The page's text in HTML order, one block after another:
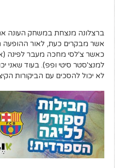
אשר מבקרים כעת, לאור
למנצ'סטר סיטי ופפ). בעוד שאני
לא יכול להסכים עם הביקורות